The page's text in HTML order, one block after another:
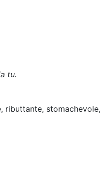
tu.
ributtante, stomachevole,